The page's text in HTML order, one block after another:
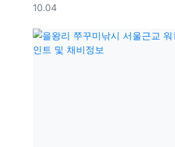
등록일
10.04